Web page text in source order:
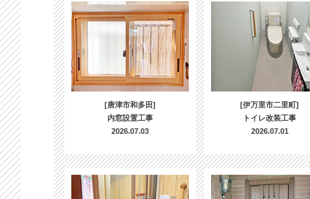
[唐津市和多田]
内窓設置工事
2026.07.03
[伊万里市二里町]
トイレ改装工事
2026.07.01